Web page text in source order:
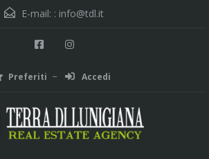
E-mail: : info@tdl.it
Preferiti Accedi